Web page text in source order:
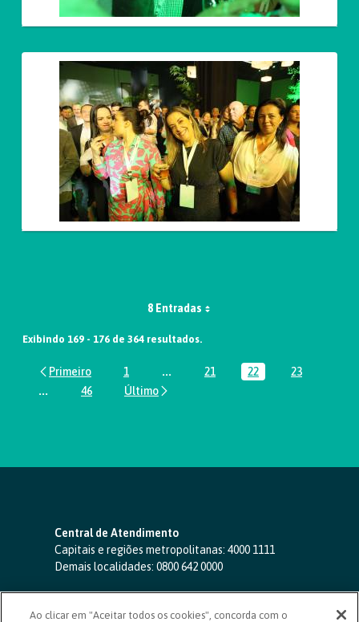
8 Entradas
Exibindo 169 - 176 de 364 resultados.
Página
1 ...Páginas intermediárias Usar ABA
Página
21 Página
22 Página
23
...Páginas intermediárias Usar ABA para navegar.
Página
46
Central de Atendimento
Capitais e regiões metropolitanas: 4000 1111
Demais localidades: 0800 642 0000
SAC 24 horas-0800 724 4420
Ao clicar em "Aceitar todos os cookies", concorda com o